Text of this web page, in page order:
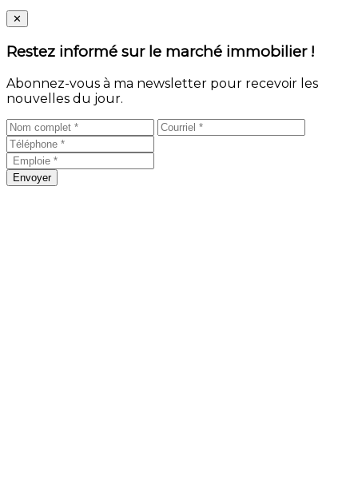
Close
✕
Restez informé sur le marché immobilier !
Abonnez-vous à ma newsletter pour recevoir les
nouvelles du jour.
Envoyer